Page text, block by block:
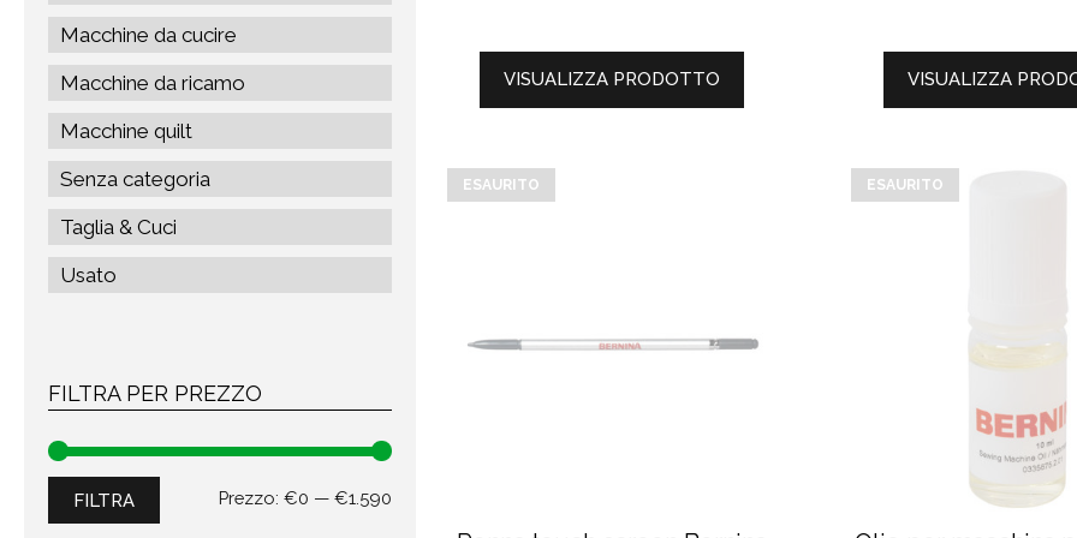
VISUALIZZA PRODOTTO VISUALIZZA
ESAURITO ESAURITO
Macchine da cucire
Macchine da ricamo
Macchine quilt
Senza categoria
Taglia & Cuci
Usato
FILTRA PER PREZZO
FILTRA Prezzo: €0 — €1.590